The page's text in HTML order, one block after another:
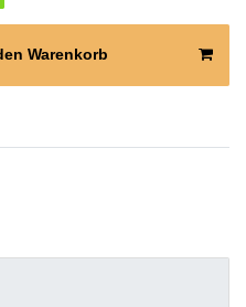
Warenkorb